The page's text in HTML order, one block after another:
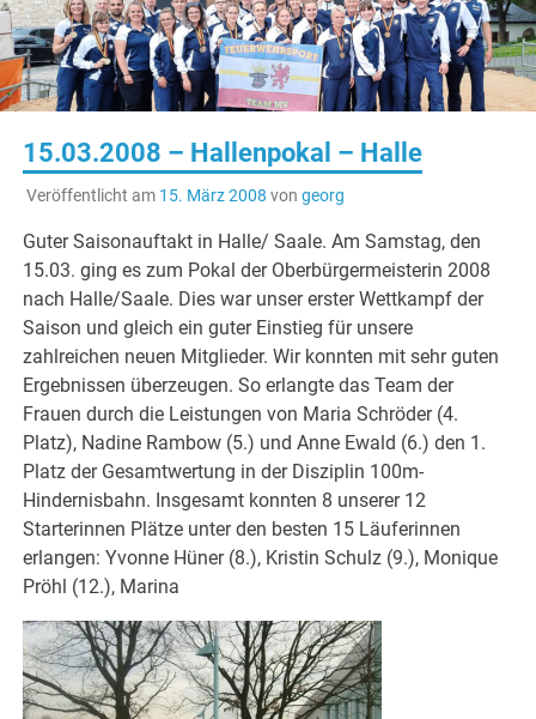
15.03.2008 – Hallenpokal – Halle
Veröffentlicht am 15. März 2008 von georg
Guter Saisonauftakt in Halle/ Saale. Am Samstag, den
15.03. ging es zum Pokal der Oberbürgermeisterin 2008
nach Halle/Saale. Dies war unser erster Wettkampf der
Saison und gleich ein guter Einstieg für unsere
zahlreichen neuen Mitglieder. Wir konnten mit sehr guten
Ergebnissen überzeugen. So erlangte das Team der
Frauen durch die Leistungen von Maria Schröder (4.
Platz), Nadine Rambow (5.) und Anne Ewald (6.) den 1.
Platz der Gesamtwertung in der Disziplin 100m-
Hindernisbahn. Insgesamt konnten 8 unserer 12
Starterinnen Plätze unter den besten 15 Läuferinnen
erlangen: Yvonne Hüner (8.), Kristin Schulz (9.), Monique
Pröhl (12.), Marina